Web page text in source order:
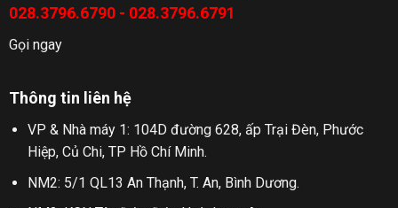
028.3796.6790 - 028.3796.6791
Gọi ngay
Thông tin liên hệ
VP & Nhà máy 1: 104D đường 628, ấp Trại Đèn, Phước
Hiệp, Củ Chi, TP Hồ Chí Minh.
NM2: 5/1 QL13 An Thạnh, T. An, Bình Dương.